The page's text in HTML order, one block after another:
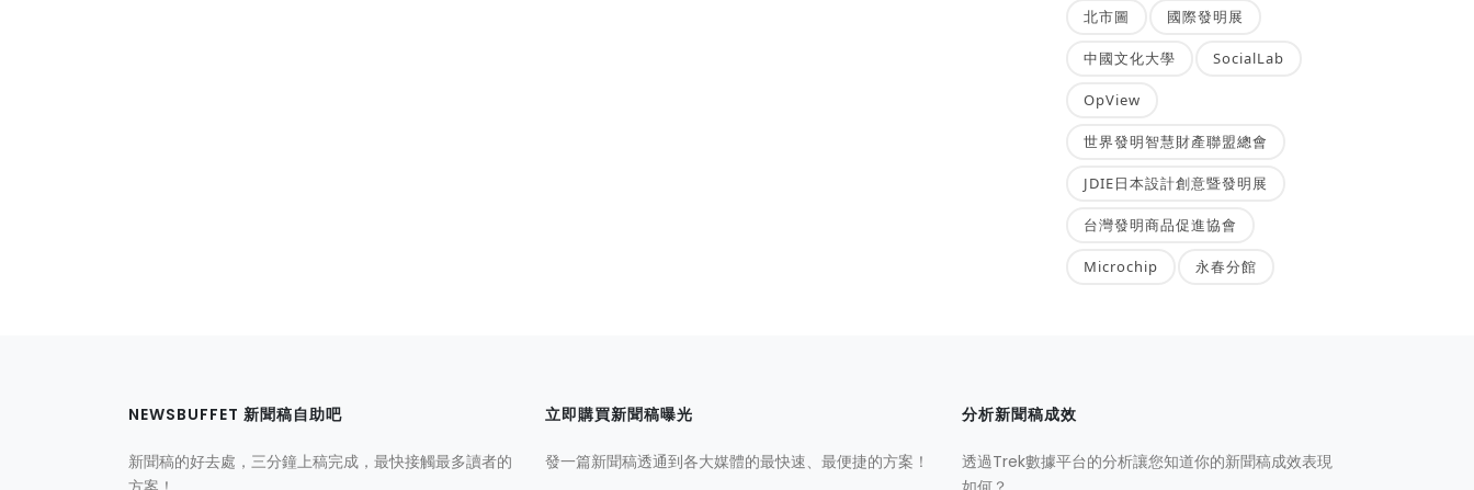
北市圖 國際發明展
中國文化大學 SocialLab
OpView
世界發明智慧財產聯盟總會
JDIE日本設計創意暨發明展
台灣發明商品促進協會
Microchip 永春分館
NEWSBUFFET 新聞稿自助吧
新聞稿的好去處，三分鐘上稿完成，最快接觸最多讀者的
立即購買新聞稿曝光
發一篇新聞稿透通到各大媒體的最快速、最便捷的方案！
分析新聞稿成效
透過Trek數據平台的分析讓您知道你的新聞稿成效表現